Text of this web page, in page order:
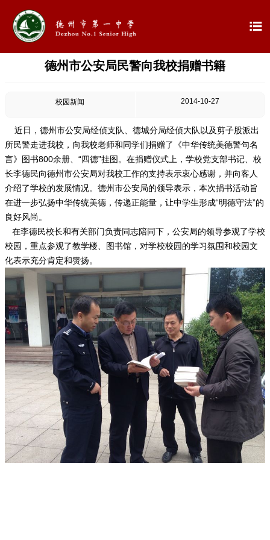

德州市公安局民警向我校捐赠书籍
校园新闻 2014-10-27
近日，德州市公安局经侦支队、德城分局经侦大队以及剪子股派出
所民警走进我校，向我校老师和同学们捐赠了《中华传统美德警句名
言》图书800余册、“四德”挂图。在捐赠仪式上，学校党支部书记、校
长李德民向德州市公安局对我校工作的支持表示衷心感谢，并向客人
介绍了学校的发展情况。德州市公安局的领导表示，本次捐书活动旨
在进一步弘扬中华传统美德，传递正能量，让中学生形成“明德守法”的
良好风尚。
在李德民校长和有关部门负责同志陪同下，公安局的领导参观了学校
校园，重点参观了教学楼、图书馆，对学校校园的学习氛围和校园文
化表示充分肯定和赞扬。
首页
学校概况
 信息公开
 教学教研
 最新公告
 校园新闻
 科学技术实验校